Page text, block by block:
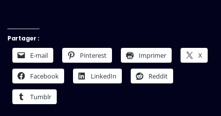
Partager :
E-mail Pinterest Imprimer X
Facebook LinkedIn Reddit
Tumblr